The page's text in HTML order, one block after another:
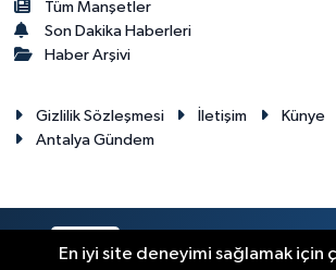
Tüm Manşetler
Son Dakika Haberleri
Haber Arşivi
Gizlilik Sözleşmesi İletişim
Künye
Antalya Gündem
En iyi site deneyimi sağlamak için